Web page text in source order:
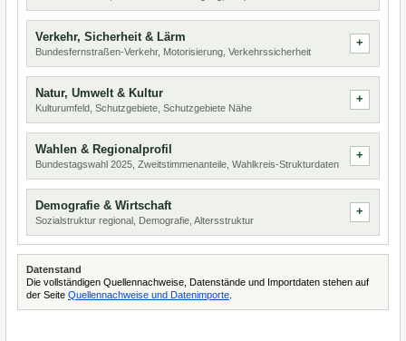
Verkehr, Sicherheit & Lärm
Bundesfernstraßen-Verkehr, Motorisierung, Verkehrssicherheit
Natur, Umwelt & Kultur
Kulturumfeld, Schutzgebiete, Schutzgebiete Nähe
Wahlen & Regionalprofil
Bundestagswahl 2025, Zweitstimmenanteile, Wahlkreis-Strukturdaten
Demografie & Wirtschaft
Sozialstruktur regional, Demografie, Altersstruktur
Datenstand
Die vollständigen Quellennachweise, Datenstände und Importdaten stehen auf
der Seite Quellennachweise und Datenimporte